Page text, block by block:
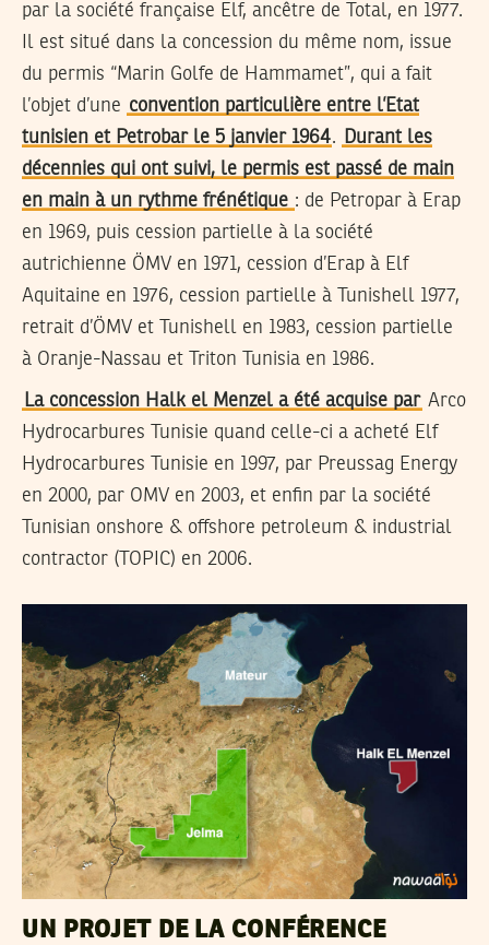
par la société française Elf, ancêtre de Total, en 1977.
Il est situé dans la concession du même nom, issue
du permis “Marin Golfe de Hammamet”, qui a fait
l’objet d’une convention particulière entre l’Etat
tunisien et Petrobar le 5 janvier 1964.
Durant les
décennies qui ont suivi, le permis est passé de main
en main à un rythme frénétique : de Petropar à Erap
en 1969, puis cession partielle à la société
autrichienne ÖMV en 1971, cession d’Erap à Elf
Aquitaine en 1976, cession partielle à Tunishell 1977,
retrait d’ÖMV et Tunishell en 1983, cession partielle
à Oranje-Nassau et Triton Tunisia en 1986.
La concession Halk el Menzel a été acquise par Arco
Hydrocarbures Tunisie quand celle-ci a acheté Elf
Hydrocarbures Tunisie en 1997, par Preussag Energy
en 2000, par OMV en 2003, et enfin par la société
Tunisian onshore & offshore petroleum & industrial
contractor (TOPIC) en 2006.
UN PROJET DE LA CONFÉRENCE